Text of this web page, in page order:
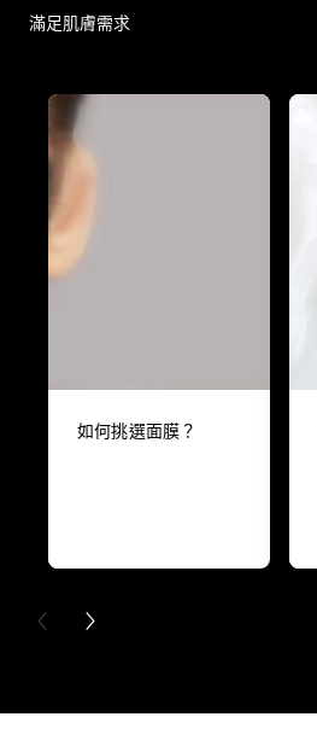
滿足肌膚需求
如何挑選面膜？
PREVIOUS CARD
NEXT CARD